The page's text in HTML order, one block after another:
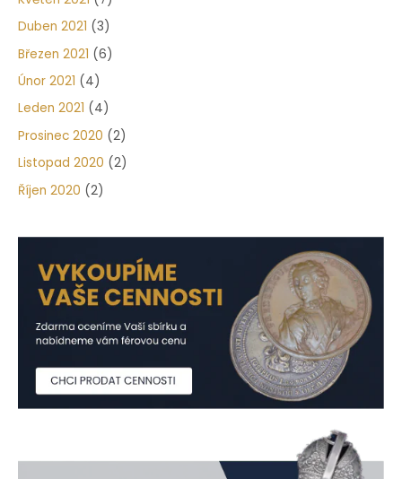
Duben 2021 (3)
Březen 2021 (6)
Únor 2021 (4)
Leden 2021 (4)
Prosinec 2020 (2)
Listopad 2020 (2)
Říjen 2020 (2)